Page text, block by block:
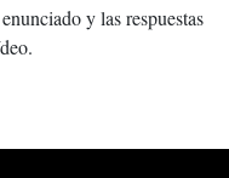
y las respuestas